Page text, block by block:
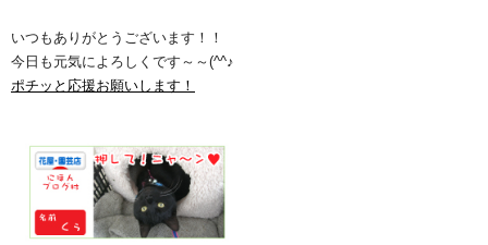
いつもありがとうございます！！
今日も元気によろしくです～～(^^♪
ポチッと応援お願いします！